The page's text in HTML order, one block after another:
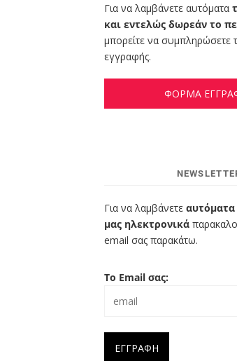
Για να λαμβάνετε αυτόματα
και εντελώς δωρεάν το
μπορείτε να συμπληρώσετε
εγγραφής.
ΦΟΡΜΑ
Για να λαμβάνετε αυτόματα
μας ηλεκτρονικά
email σας παρακάτω.
Το Email σας: